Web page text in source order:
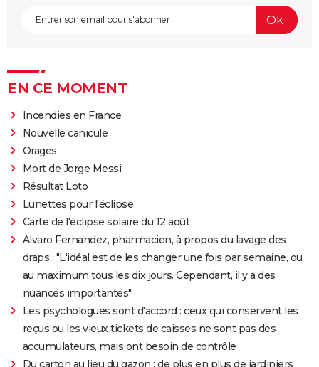
EN CE MOMENT
Incendies en France
Nouvelle canicule
Orages
Mort de Jorge Messi
Résultat Loto
Lunettes pour l'éclipse
Carte de l'éclipse solaire du 12 août
Alvaro Fernandez, pharmacien, à propos du lavage des
draps : "L'idéal est de les changer une fois par semaine, ou
au maximum tous les dix jours. Cependant, il y a des
nuances importantes"
Les psychologues sont d'accord : ceux qui conservent les
reçus ou les vieux tickets de caisses ne sont pas des
accumulateurs, mais ont besoin de contrôle
Du carton au lieu du gazon : de plus en plus de jardiniers